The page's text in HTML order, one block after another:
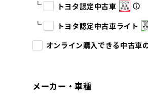
トヨタ認定中古車
トヨタ認定中古車ライト
オンライン購入できる中古車
メーカー・車種